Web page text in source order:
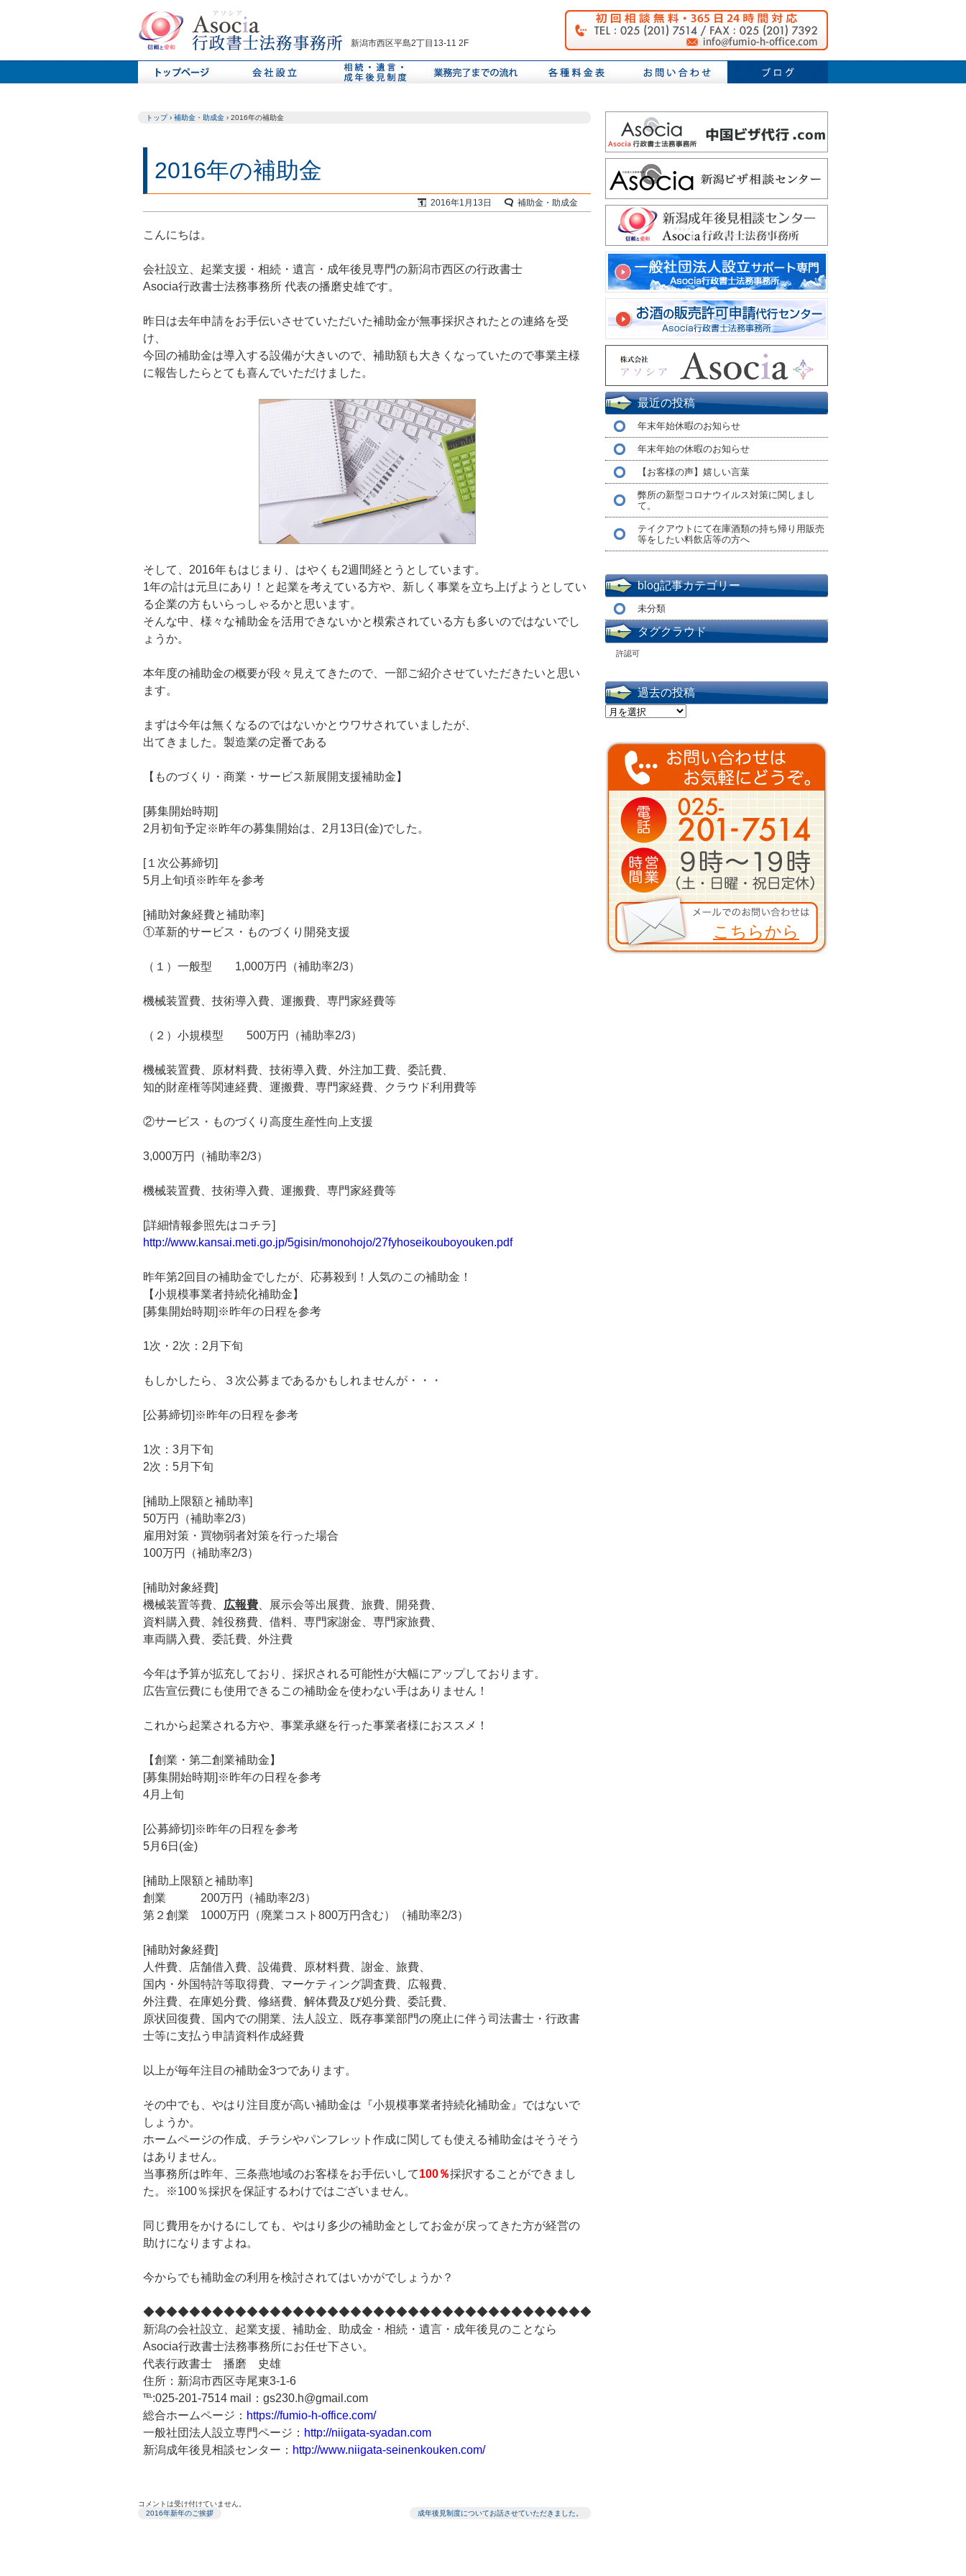
新潟市西区平島2丁目13-11 2F
トップ › 補助金・助成金 › 2016年の補助金
2016年の補助金
補助金・助成金
2016年1月13日
こんにちは。
会社設立、起業支援・相続・遺言・成年後見専門の新潟市西区の行政書士
Asocia行政書士法務事務所 代表の播磨史雄です。
昨日は去年申請をお手伝いさせていただいた補助金が無事採択されたとの連絡を受
け、
今回の補助金は導入する設備が大きいので、補助額も大きくなっていたので事業主様
に報告したらとても喜んでいただけました。
そして、2016年もはじまり、はやくも2週間経とうとしています。
1年の計は元旦にあり！と起業を考えている方や、新しく事業を立ち上げようとしてい
る企業の方もいらっしゃるかと思います。
そんな中、様々な補助金を活用できないかと模索されている方も多いのではないでし
ょうか。
本年度の補助金の概要が段々見えてきたので、一部ご紹介させていただきたいと思い
ます。
まずは今年は無くなるのではないかとウワサされていましたが、
出てきました。製造業の定番である
【ものづくり・商業・サービス新展開支援補助金】
[募集開始時期]
2月初旬予定※昨年の募集開始は、2月13日(金)でした。
[１次公募締切]
5月上旬頃※昨年を参考
[補助対象経費と補助率]
①革新的サービス・ものづくり開発支援
（１）一般型 1,000万円（補助率2/3）
機械装置費、技術導入費、運搬費、専門家経費等
（２）小規模型 500万円（補助率2/3）
機械装置費、原材料費、技術導入費、外注加工費、委託費、
知的財産権等関連経費、運搬費、専門家経費、クラウド利用費等
②サービス・ものづくり高度生産性向上支援
3,000万円（補助率2/3）
機械装置費、技術導入費、運搬費、専門家経費等
[詳細情報参照先はコチラ]
http://www.kansai.meti.go.jp/5gisin/monohojo/27fyhoseikouboyouken.pdf
昨年第2回目の補助金でしたが、応募殺到！人気のこの補助金！
【小規模事業者持続化補助金】
[募集開始時期]※昨年の日程を参考
1次・2次：2月下旬
もしかしたら、３次公募まであるかもしれませんが・・・
[公募締切]※昨年の日程を参考
1次：3月下旬
2次：5月下旬
[補助上限額と補助率]
50万円（補助率2/3）
雇用対策・買物弱者対策を行った場合
100万円（補助率2/3）
[補助対象経費]
機械装置等費、 広報費 、展示会等出展費、旅費、開発費、
資料購入費、雑役務費、借料、専門家謝金、専門家旅費、
車両購入費、委託費、外注費
今年は予算が拡充しており、採択される可能性が大幅にアップしております。
広告宣伝費にも使用できるこの補助金を使わない手はありません！
これから起業される方や、事業承継を行った事業者様におススメ！
【創業・第二創業補助金】
[募集開始時期]※昨年の日程を参考
4月上旬
[公募締切]※昨年の日程を参考
5月6日(金)
[補助上限額と補助率]
創業 200万円（補助率2/3）
第２創業 1000万円（廃業コスト800万円含む）（補助率2/3）
[補助対象経費]
人件費、店舗借入費、設備費、原材料費、謝金、旅費、
国内・外国特許等取得費、マーケティング調査費、広報費、
外注費、在庫処分費、修繕費、解体費及び処分費、委託費、
原状回復費、国内での開業、法人設立、既存事業部門の廃止に伴う司法書士・ 行政書
士等に支払う申請資料作成経費
以上が毎年注目の補助金3つであります。
その中でも、やはり注目度が高い補助金は『小規模事業者持続化補助金』ではないで
しょうか。
ホームページの作成、チラシやパンフレット作成に関しても使える補助金はそうそう
はありません。
当事務所は昨年、三条燕地域のお客様をお手伝いして100％採択することができまし
た。※100％採択を保証するわけではございません。
同じ費用をかけるにしても、やはり多少の補助金としてお金が戻ってきた方が経営の
助けになりますよね。
今からでも補助金の利用を検討されてはいかがでしょうか？
◆◆◆◆◆◆◆◆◆◆◆◆◆◆◆◆◆◆◆◆◆◆◆◆◆◆◆◆◆◆◆◆◆◆◆◆◆◆◆
新潟の会社設立、起業支援、補助金、助成金・相続・遺言・成年後見のことなら
Asocia行政書士法務事務所にお任せ下さい。
代表行政書士 播磨 史雄
住所：新潟市西区寺尾東3-1-6
℡:025-201-7514 mail：gs230.h@gmail.com
総合ホームページ： https://fumio-h-office.com/
一般社団法人設立専門ページ： http://niigata-syadan.com
新潟成年後見相談センター： http://www.niigata-seinenkouken.com/
コメントは受け付けていません。
2016年新年のご挨拶
成年後見制度についてお話させていただきました。
最近の投稿
年末年始休暇のお知らせ
年末年始の休暇のお知らせ
【お客様の声】嬉しい言葉
弊所の新型コロナウイルス対策に関しまし
て。
テイクアウトにて在庫酒類の持ち帰り用販売
等をしたい料飲店等の方へ
blog記事カテゴリー
未分類
タグクラウド
許認可
過去の投稿
過
去
稿
こちらから